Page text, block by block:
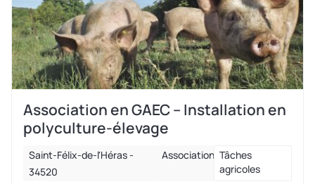
Association en GAEC – Installation en
polyculture-élevage
Saint-Félix-de-l'Héras -
34520
Association Tâches
agricoles